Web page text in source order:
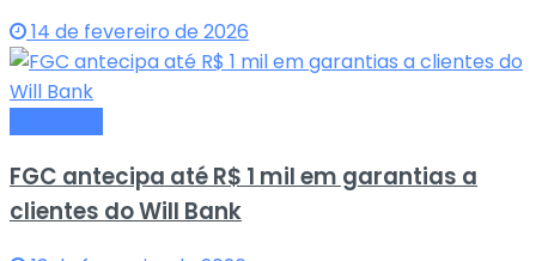
14 de fevereiro de 2026
FGC antecipa até R$ 1 mil em garantias a
clientes do Will Bank